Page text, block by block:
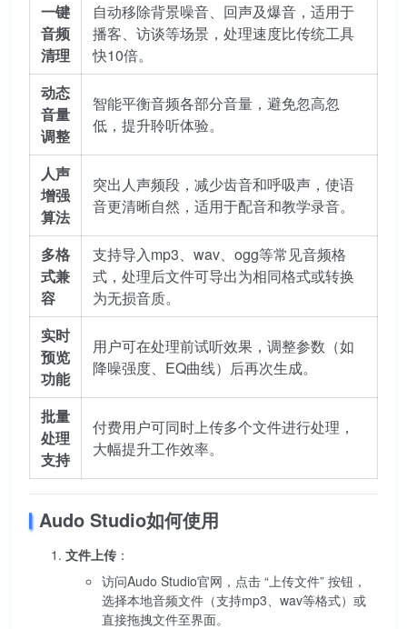
一键
音频
清理
自动移除背景噪音、回声及爆音，适用于
播客、访谈等场景，处理速度比传统工具
快10倍。
动态
音量
调整
智能平衡音频各部分音量，避免忽高忽
低，提升聆听体验。
人声
增强
算法
突出人声频段，减少齿音和呼吸声，使语
音更清晰自然，适用于配音和教学录音。
多格
式兼
容
支持导入mp3、wav、ogg等常见音频格
式，处理后文件可导出为相同格式或转换
为无损音质。
实时
预览
功能
用户可在处理前试听效果，调整参数（如
降噪强度、EQ曲线）后再次生成。
批量
处理
支持
付费用户可同时上传多个文件进行处理，
大幅提升工作效率。
Audo Studio如何使用
文件上传 ：
访问Audo Studio官网，点击 “上传文件” 按钮，
选择本地音频文件（支持mp3、wav等格式）或
直接拖拽文件至界面。